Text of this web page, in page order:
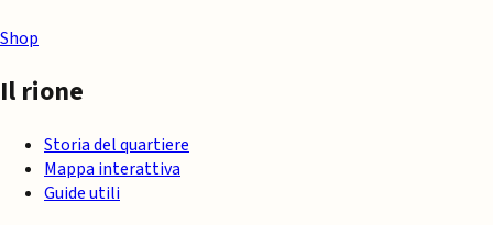
Shop
Il rione
Storia del quartiere
Mappa interattiva
Guide utili